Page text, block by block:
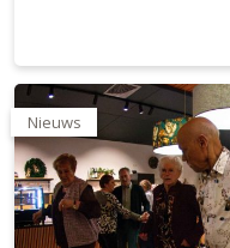
Nieuws